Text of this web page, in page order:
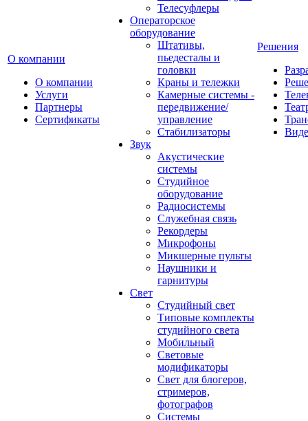
О компании
О компании
Услуги
Партнеры
Сертификаты
Телесуфлеры
Операторское
оборудование
Штативы,
пьедесталы и
головки
Краны и тележки
Камерные системы -
передвижение/
управление
Стабилизаторы
Звук
Акустические
системы
Студийное
оборудование
Радиосистемы
Служебная связь
Рекордеры
Микрофоны
Микшерные пульты
Наушники и
гарнитуры
Свет
Студийный свет
Типовые комплекты
студийного света
Мобильный
Световые
модификаторы
Свет для блогеров,
стримеров,
фотографов
Системы
Решения